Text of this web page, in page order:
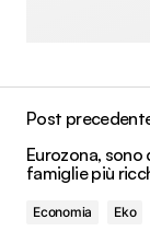
Post
Eurozona, sono
famiglie più
Economia Eko